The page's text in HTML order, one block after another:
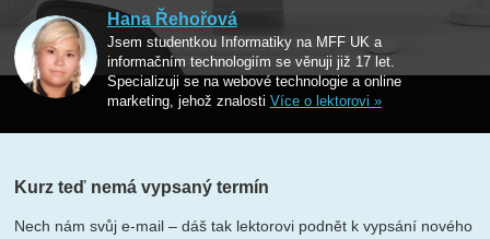
Hana Řehořová
Jsem studentkou Informatiky na MFF UK a
informačním technologiím se věnuji již 17 let.
Specializuji se na webové technologie a online
marketing, jehož znalosti Více o lektorovi »
Kurz teď nemá vypsaný termín
Nech nám svůj e-mail – dáš tak lektorovi podnět k vypsání nového